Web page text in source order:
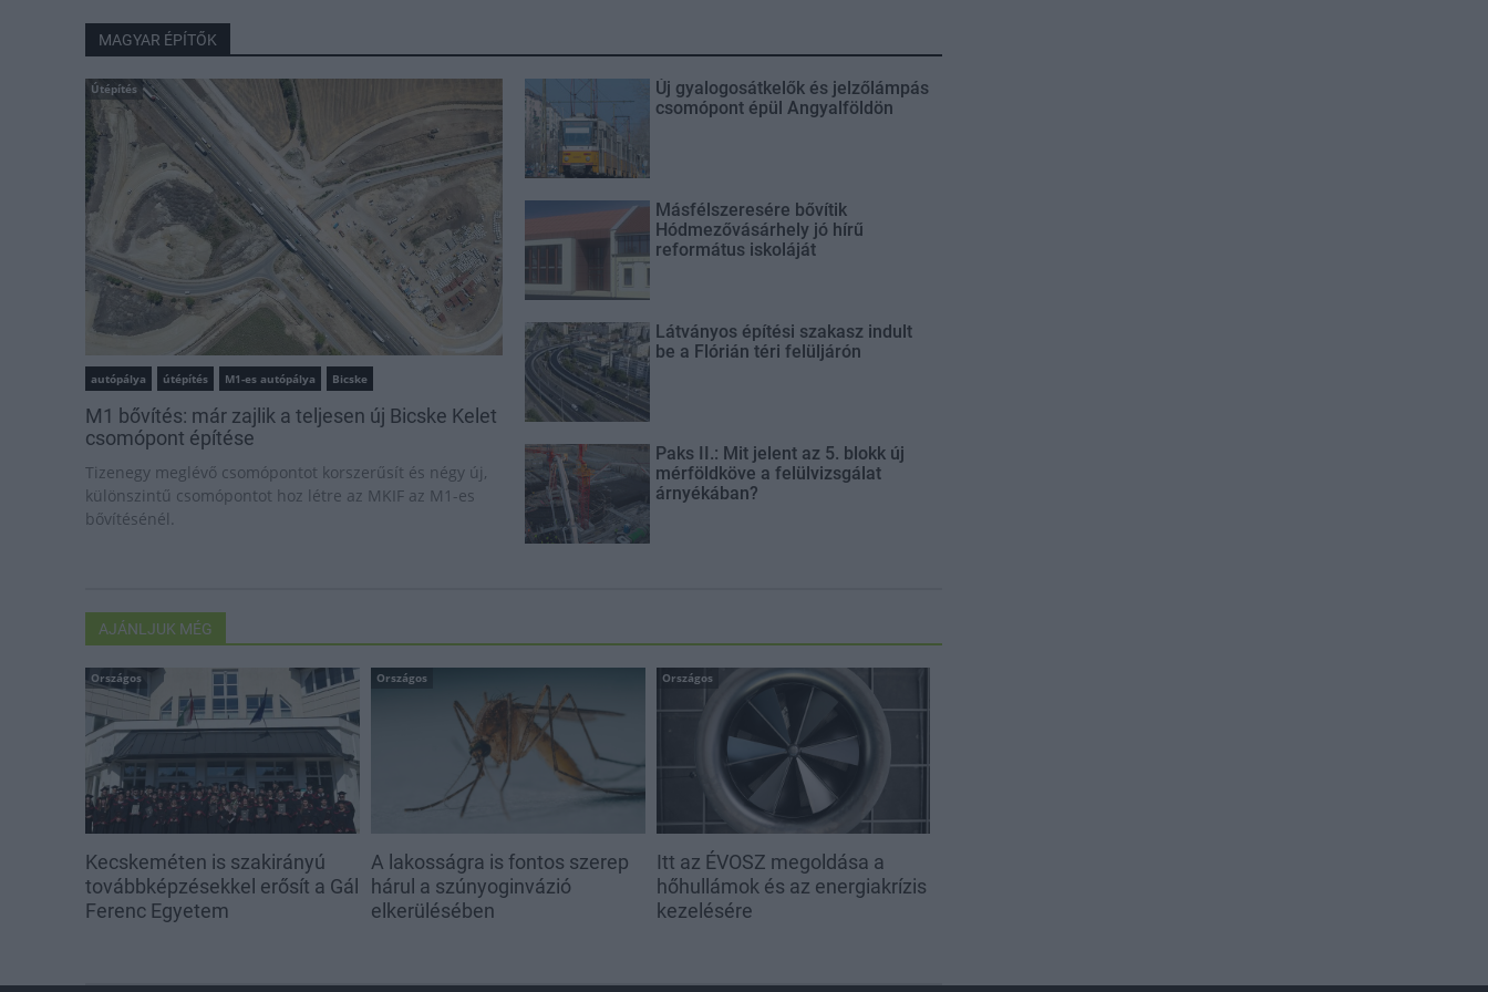
MAGYAR ÉPÍTŐK
Útépítés
autópálya útépítés M1-es autópálya Bicske
M1 bővítés: már zajlik a teljesen új Bicske Kelet
csomópont építése
Tizenegy meglévő csomópontot korszerűsít és négy új,
különszintű csomópontot hoz létre az MKIF az M1-es
bővítésénél.
Új gyalogosátkelők és jelzőlámpás
csomópont épül Angyalföldön
Másfélszeresére bővítik
Hódmezővásárhely jó hírű
református iskoláját
Látványos építési szakasz indult
be a Flórián téri felüljárón
Paks II.: Mit jelent az 5. blokk új
mérföldköve a felülvizsgálat
árnyékában?
AJÁNLJUK MÉG
Országos
Kecskeméten is szakirányú
továbbképzésekkel erősít a Gál
Ferenc Egyetem
Országos
A lakosságra is fontos szerep
hárul a szúnyoginvázió
elkerülésében
Országos
Itt az ÉVOSZ megoldása a
hőhullámok és az energiakrízis
kezelésére